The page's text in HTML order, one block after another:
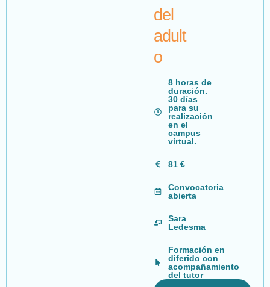
del
adult
o
8 horas de
duración.
30 días
para su
realización
en el
campus
virtual.
81 €
Convocatoria
abierta
Sara
Ledesma
Formación en
diferido con
acompañamiento
del tutor